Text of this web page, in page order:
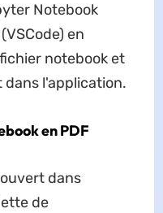
Notebook
en
notebook et
l'application.
en PDF
dans
de